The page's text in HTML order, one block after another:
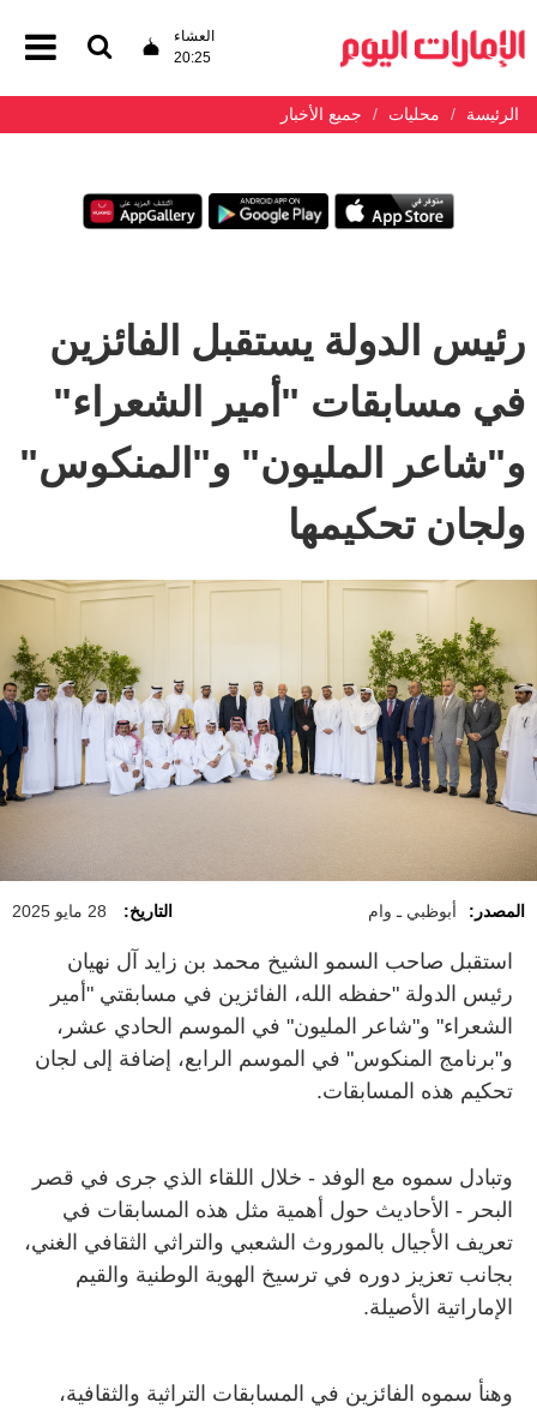
العشاء
20:25
الرئيسة محليات جميع الأخبار
رئيس الدولة يستقبل الفائزين
في مسابقات "أمير الشعراء"
و"شاعر المليون" و"المنكوس"
ولجان تحكيمها
المصدر: أبوظبي ـ وام التاريخ: 28 مايو 2025
استقبل صاحب السمو الشيخ محمد بن زايد آل نهيان
رئيس الدولة "حفظه الله، الفائزين في مسابقتي "أمير
الشعراء" و"شاعر المليون" في الموسم الحادي عشر،
و"برنامج المنكوس" في الموسم الرابع، إضافة إلى لجان
تحكيم هذه المسابقات.
وتبادل سموه مع الوفد - خلال اللقاء الذي جرى في قصر
البحر - الأحاديث حول أهمية مثل هذه المسابقات في
تعريف الأجيال بالموروث الشعبي والتراثي الثقافي الغني،
بجانب تعزيز دوره في ترسيخ الهوية الوطنية والقيم
الإماراتية الأصيلة.
وهنأ سموه الفائزين في المسابقات التراثية والثقافية،